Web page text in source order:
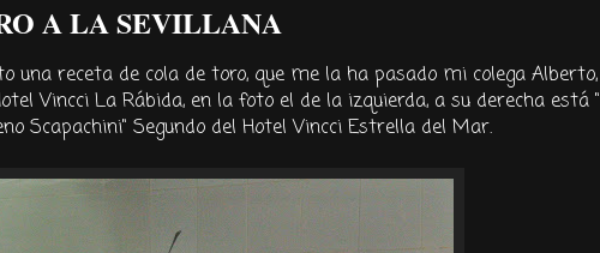
A LA SEVILLANA
una receta de cola de toro, que me la ha pasado mi colega Alberto,
Vincci La Rábida, en la foto el de la izquierda, a su derecha está "
Scapachini" Segundo del HotelVincciEstrella del Mar.